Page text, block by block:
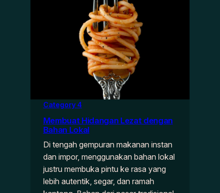
Category 4
Membuat Hidangan Lezat dengan
Bahan Lokal
Di tengah gempuran makanan instan
dan impor, menggunakan bahan lokal
justru membuka pintu ke rasa yang
lebih autentik, segar, dan ramah